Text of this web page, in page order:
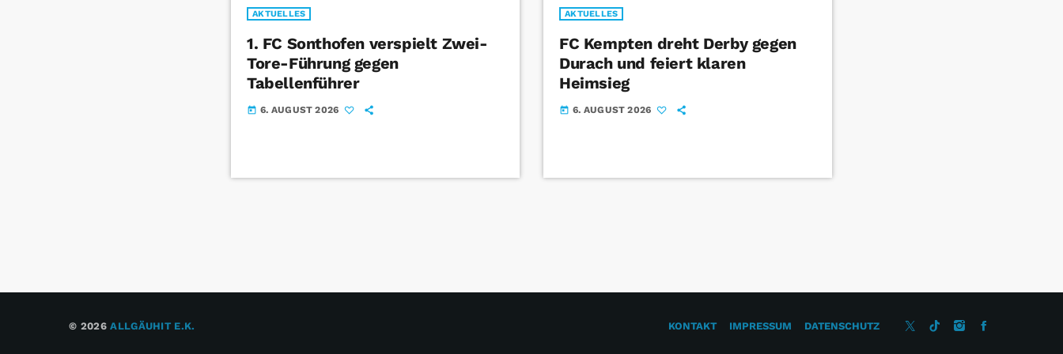
AKTUELLES
1. FC Sonthofen verspielt Zwei-
Tore-Führung gegen
Tabellenführer
today 6. AUGUST 2026
AKTUELLES
FC Kempten dreht Derby gegen
Durach und feiert klaren
Heimsieg
today 6. AUGUST 2026
© 2026ALLGÄUHIT E.K. KONTAKT IMPRESSUM DATENSCHUTZ